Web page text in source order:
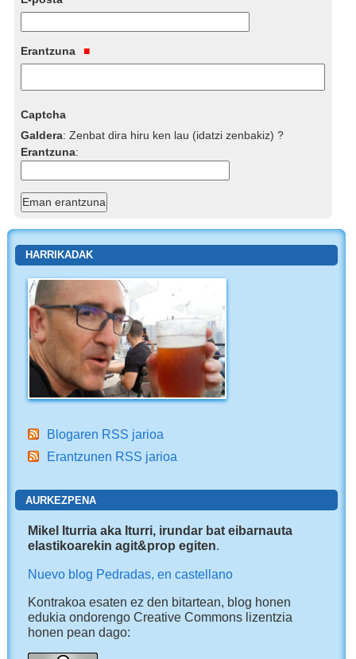
Erantzuna
Captcha
Galdera:Zenbat dira hiru ken lau (idatzi zenbakiz) ?
Erantzuna:
HARRIKADAK
Blogaren RSS jarioa
Erantzunen RSS jarioa
AURKEZPENA
Mikel Iturria aka Iturri, irundar bat eibarnauta
elastikoarekin agit&prop egiten.
Nuevo blog Pedradas, en castellano
Kontrakoa esaten ez den bitartean, blog honen
edukia ondorengo Creative Commons lizentzia
honen pean dago: